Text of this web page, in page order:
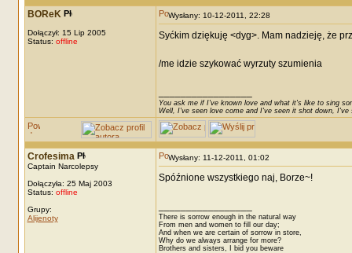
BOReK
Dołączył: 15 Lip 2005
Status: offline
Wysłany: 10-12-2011, 22:28
Syćkim dziękuję <dyg>. Mam nadzieję, że
/me idzie szykować wyrzuty szumienia
You ask me if I've known love and what it's like to sing
Well, I've seen love come and I've seen it shot down, I've
Crofesima
Captain Narcolepsy
Dołączyła: 25 Maj 2003
Status: offline
Grupy:
Alijenoty
Wysłany: 11-12-2011, 01:02
Spóźnione wszystkiego naj, Borze~!
There is sorrow enough in the natural way
From men and women to fill our day;
And when we are certain of sorrow in store,
Why do we always arrange for more?
Brothers and sisters, I bid you beware